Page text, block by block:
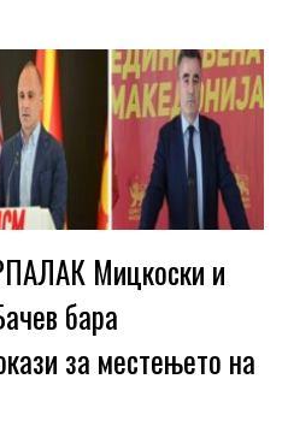
Мицкоски и
бара
за местењето на